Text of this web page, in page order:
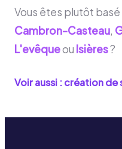
Vous êtes plutôt
Cambron-Casteau,
L'evêqueou Isières?
Voir aussi : création